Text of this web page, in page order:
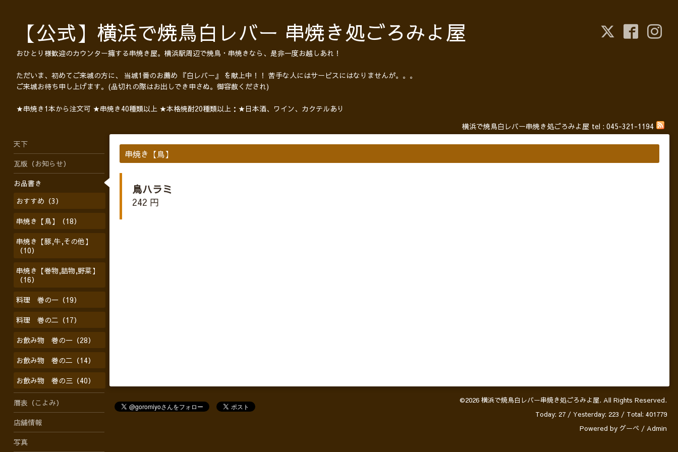
【公式】横浜で焼鳥白レバー 串焼き処ごろみよ屋
おひとり様歓迎のカウンター擁する串焼き屋。横浜駅周辺で焼鳥・串焼きなら、是非一度お越しあれ！
ただいま、初めてご来城の方に、 当城1番のお薦め 『白レバー』 を献上中！！ 苦手な人にはサービスにはなりませんが。。。
ご来城お待ち申し上げます。(品切れの際はお出しでき申さぬ。御容赦くだされ)
★串焼き1本から注文可 ★串焼き40種類以上 ★本格焼酎20種類以上：★日本酒、ワイン、カクテルあり
横浜で焼鳥白レバー串焼き処ごろみよ屋 tel : 045-321-1194
串焼き【鳥】
鳥ハラミ
242 円
©2026 横浜で焼鳥白レバー串焼き処ごろみよ屋. All Rights Reserved.
Today: 27 / Yesterday: 223 / Total: 401779
Powered by グーペ / Admin
天下
瓦版（お知らせ）
お品書き
おすすめ（3）
串焼き【鳥】（18）
串焼き【豚,牛,その他】
（10）
串焼き【巻物,詰物,野菜】
（16）
料理 巻の一（19）
料理 巻の二（17）
お飲み物 巻の一（28）
お飲み物 巻の二（14）
お飲み物 巻の三（40）
暦表（こよみ）
店舗情報
写真